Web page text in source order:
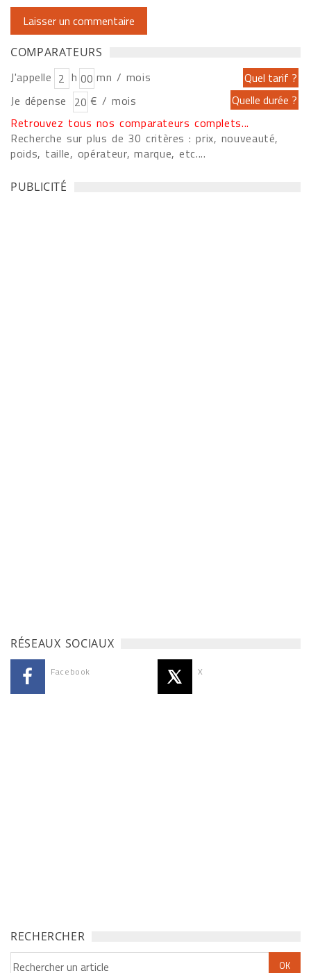
COMPARATEURS
J'appelle h
mn / mois
Je dépense
€ / mois
Retrouvez tous nos comparateurs complets...
Recherche sur plus de 30 critères : prix, nouveauté,
poids, taille, opérateur, marque, etc....
PUBLICITÉ
RÉSEAUX SOCIAUX
Facebook X
RECHERCHER